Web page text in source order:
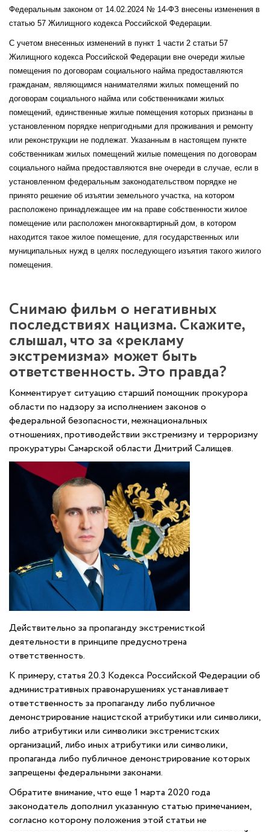
Федеральным законом от 14.02.2024 № 14-ФЗ внесены изменения в
статью 57 Жилищного кодекса Российской Федерации.
С учетом внесенных изменений в пункт 1 части 2 статьи 57
Жилищного кодекса Российской Федерации вне очереди жилые
помещения по договорам социального найма предоставляются
гражданам, являющимся нанимателями жилых помещений по
договорам социального найма или собственниками жилых
помещений, единственные жилые помещения которых признаны в
установленном порядке непригодными для проживания и ремонту
или реконструкции не подлежат. Указанным в настоящем пункте
собственникам жилых помещений жилые помещения по договорам
социального найма предоставляются вне очереди в случае, если в
установленном федеральным законодательством порядке не
принято решение об изъятии земельного участка, на котором
расположено принадлежащее им на праве собственности жилое
помещение или расположен многоквартирный дом, в котором
находится такое жилое помещение, для государственных или
муниципальных нужд в целях последующего изъятия такого жилого
помещения.
Снимаю фильм о негативных
последствиях нацизма. Скажите,
слышал, что за «рекламу
экстремизма» может быть
ответственность. Это правда?
Комментирует ситуацию старший помощник прокурора
области по надзору за исполнением законов о
федеральной безопасности, межнациональных
отношениях, противодействии экстремизму и терроризму
прокуратуры Самарской области Дмитрий Салищев.
Действительно за пропаганду экстремисткой
деятельности в принципе предусмотрена
ответственность.
К примеру, статья 20.3 Кодекса Российской Федерации об
административных правонарушениях устанавливает
ответственность за пропаганду либо публичное
демонстрирование нацистской атрибутики или символики,
либо атрибутики или символики экстремистских
организаций, либо иных атрибутики или символики,
пропаганда либо публичное демонстрирование которых
запрещены федеральными законами.
Обратите внимание, что еще 1 марта 2020 года
законодатель дополнил указанную статью примечанием,
согласно которому положения этой статьи не